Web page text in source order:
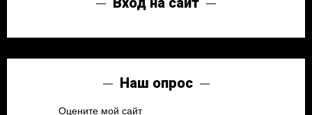
Наш опрос
Оцените мой сайт